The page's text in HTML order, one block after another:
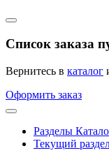
Список заказа
Вернитесь в каталог
Оформить заказ
Разделы
Текущий